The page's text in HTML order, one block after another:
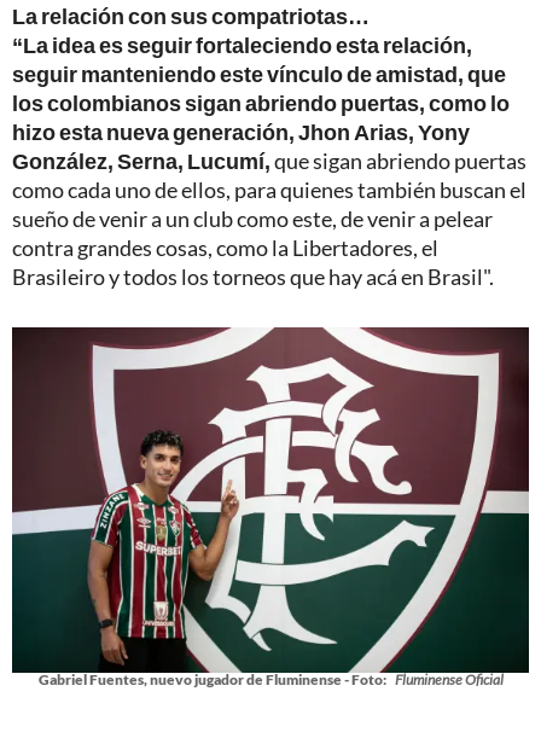
La relación con sus compatriotas…
“La idea es seguir fortaleciendo esta relación,
seguir manteniendo este vínculo de amistad, que
los colombianos sigan abriendo puertas, como lo
hizo esta nueva generación, Jhon Arias, Yony
González, Serna, Lucumí,que sigan abriendo puertas
como cada uno de ellos, para quienes también buscan el
sueño de venir a un club como este, de venir a pelear
contra grandes cosas, como la Libertadores, el
Brasileiro y todos los torneos que hay acá en Brasil".
Gabriel Fuentes, nuevo jugador de Fluminense - Foto: Fluminense Oficial